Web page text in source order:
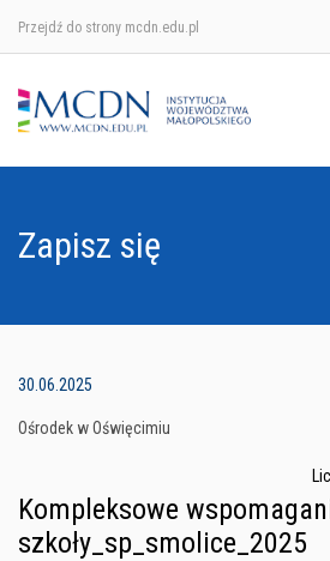
Przejdź do strony mcdn.edu.pl
Zapisz się
30.06.2025
Ośrodek w Oświęcimiu
Kompleksowe
szkoły_sp_smolice_2025
Ośrodek w
Ośrodek w
Ośrodek w